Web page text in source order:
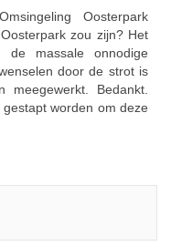
Oosterpark
zou zijn? Het
massale onnodige
door de strot is
Bedankt.
worden om deze